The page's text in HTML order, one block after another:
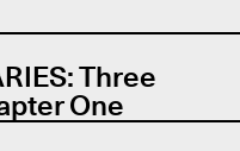
Three
One